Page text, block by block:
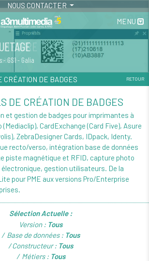
NOUS CONTACTER
MENU
GS1 - Galia
CRÉATION DE BADGES RETOUR
DE CRÉATION DE BADGES
et gestion de badges pour imprimantes à
CardExchange (Card Five), Asure
ZebraDesigner Cards, IDpack, Identy.
recto/verso, intégration base de données
piste magnétique et RFID, capture photo
gestion utilisateurs. De la
pour PME aux versions Pro/Enterprise
Sélection Actuelle :
Version : Tous
Base de données : Tous
Constructeur : Tous
Métiers : Tous